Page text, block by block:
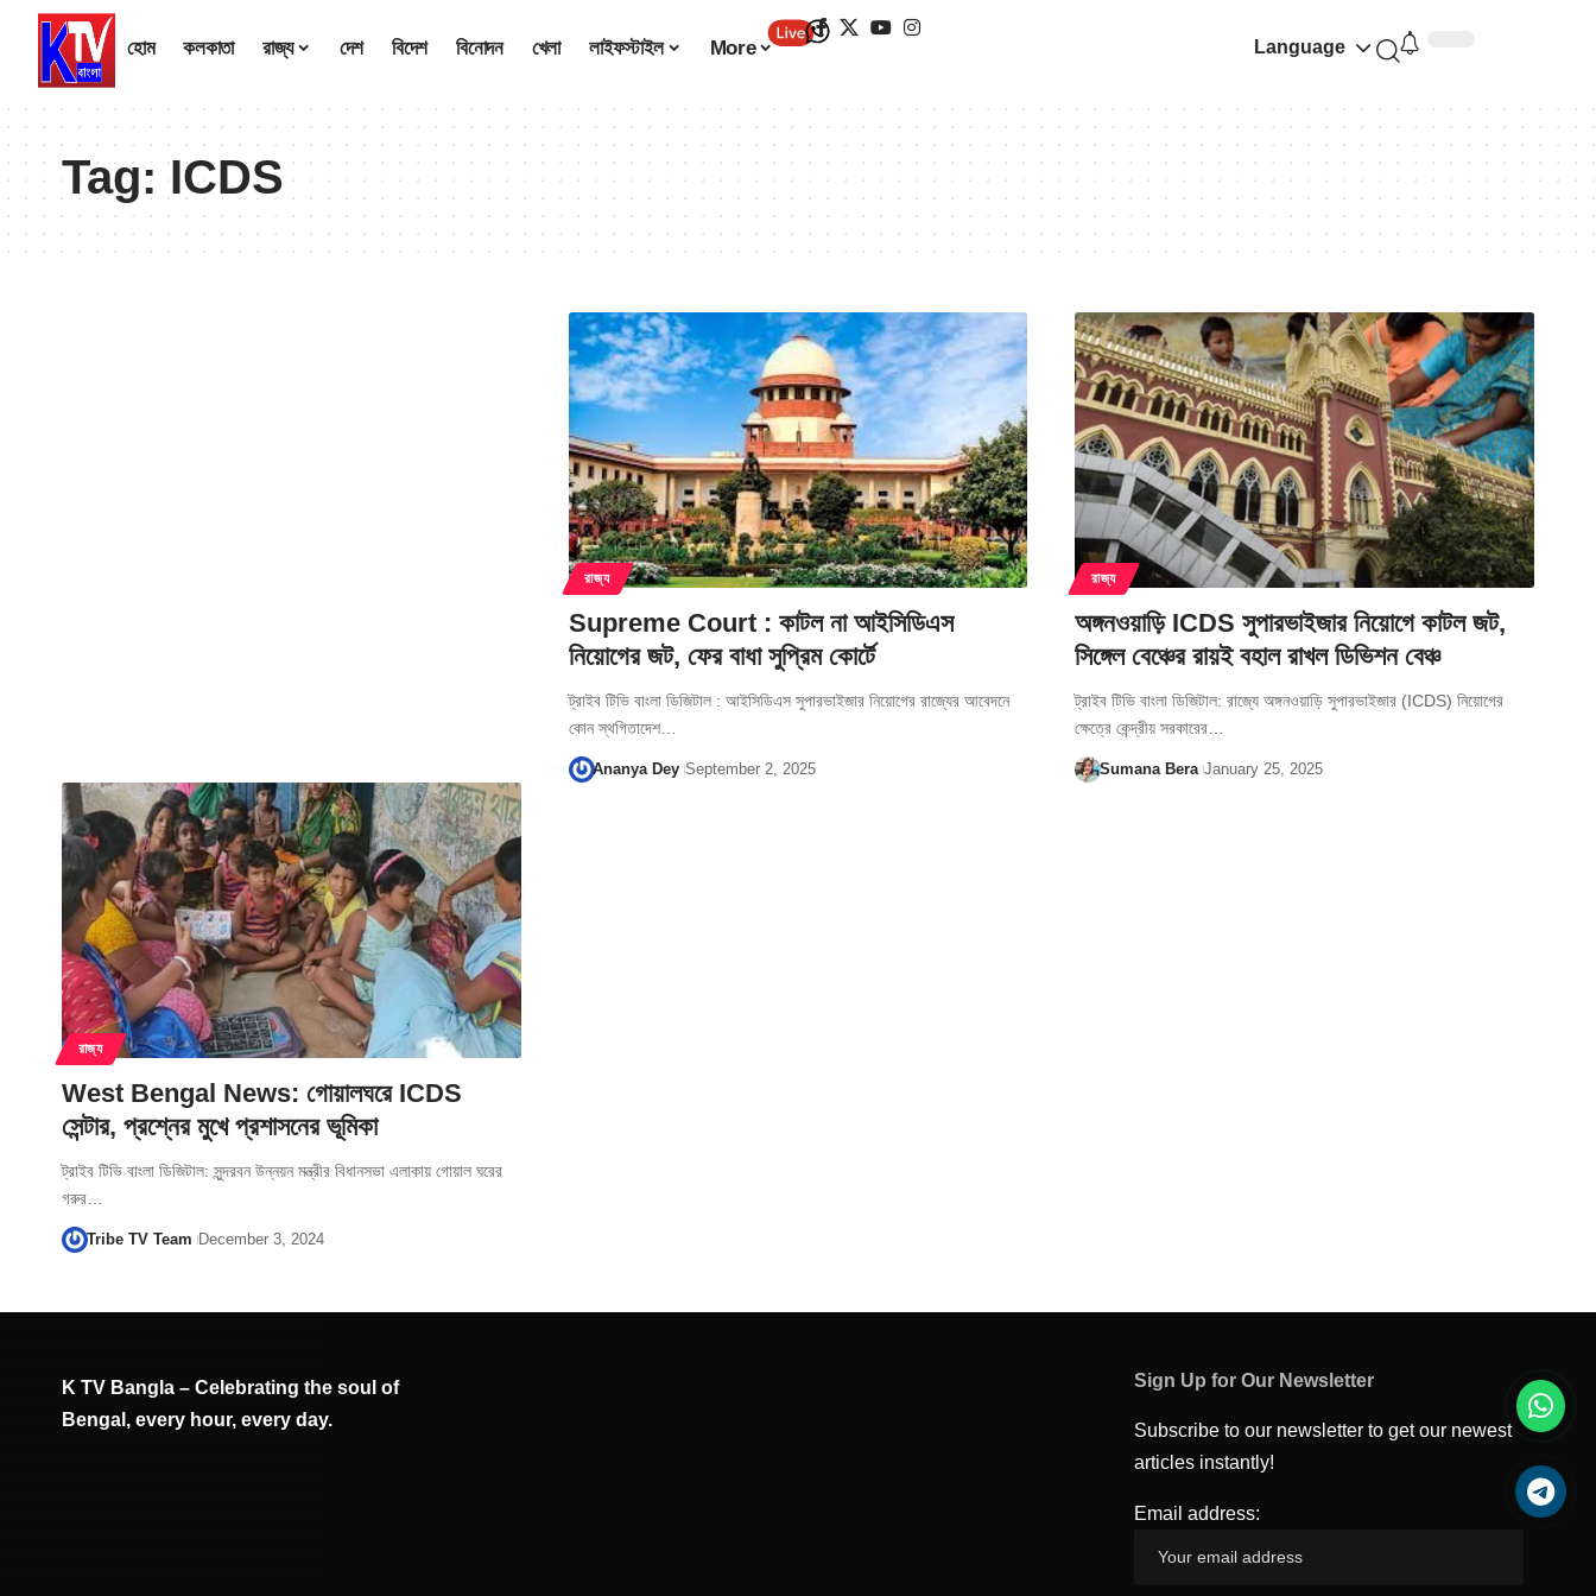
হোম কলকাতা রাজ্য দেশ বিদেশ বিনোদন খেলা লাইফস্টাইল More Language
Tag:ICDS
রাজ্য
Supreme Court : কাটল না আইসিডিএস
নিয়োগের জট, ফের বাধা সুপ্রিম কোর্টে
ট্রাইব টিভি বাংলা ডিজিটাল : আইসিডিএস সুপারভাইজার নিয়োগের রাজ্যের আবেদনে
কোন স্থগিতাদেশ…
Ananya Dey September 2, 2025
রাজ্য
অঙ্গনওয়াড়ি ICDS সুপারভাইজার নিয়োগে কাটল জট,
সিঙ্গেল বেঞ্চের রায়ই বহাল রাখল ডিভিশন বেঞ্চ
ট্রাইব টিভি বাংলা ডিজিটাল: রাজ্যে অঙ্গনওয়াড়ি সুপারভাইজার (ICDS) নিয়োগের
ক্ষেত্রে কেন্দ্রীয় সরকারের…
Sumana Bera January 25, 2025
রাজ্য
West Bengal News: গোয়ালঘরে ICDS
সেন্টার, প্রশ্নের মুখে প্রশাসনের ভূমিকা
ট্রাইব টিভি বাংলা ডিজিটাল: সুন্দরবন উন্নয়ন মন্ত্রীর বিধানসভা এলাকায় গোয়াল ঘরের
গরুর…
Tribe TV Team December 3, 2024
K TV Bangla – Celebrating the soul of
Bengal, every hour, every day.
Sign Up for Our Newsletter
Subscribe to our newsletter to get our newest
articles instantly!
Email address: